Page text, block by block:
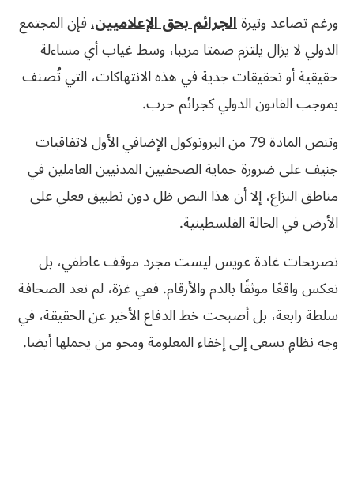
ورغم تصاعد وتيرةالجرائم بحق الإعلاميين،فإن المجتمع
الدولي لا يزال يلتزم صمتا مريبا، وسط غياب أي مساءلة
حقيقية أو تحقيقات جدية في هذه الانتهاكات، التي تُصنف
بموجب القانون الدولي كجرائم حرب.
وتنص المادة 79 من البروتوكول الإضافي الأول لاتفاقيات
جنيف على ضرورة حماية الصحفيين المدنيين العاملين في
مناطق النزاع، إلا أن هذا النص ظل دون تطبيق فعلي على
الأرض في الحالة الفلسطينية.
تصريحات غادة عويس ليست مجرد موقف عاطفي، بل
تعكس واقعًا موثقًا بالدم والأرقام. ففي غزة، لم تعد الصحافة
سلطة رابعة، بل أصبحت خط الدفاع الأخير عن الحقيقة، في
وجه نظامٍ يسعى إلى إخفاء المعلومة ومحو من يحملها أيضا.